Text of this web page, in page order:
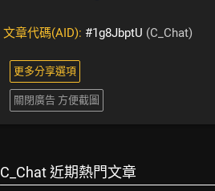
文章代碼(AID): #1g8JbptU (C_Chat)
更多分享選項
關閉廣告 方便截圖
C_Chat 近期熱門文章